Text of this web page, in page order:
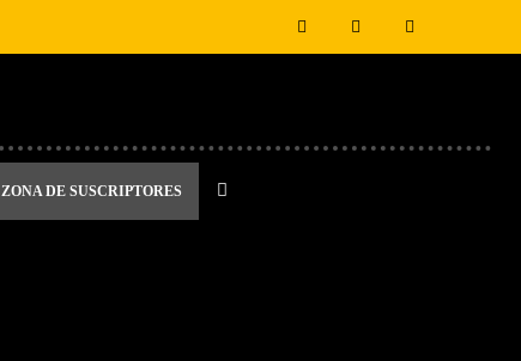
ZONA DE SUSCRIPTORES